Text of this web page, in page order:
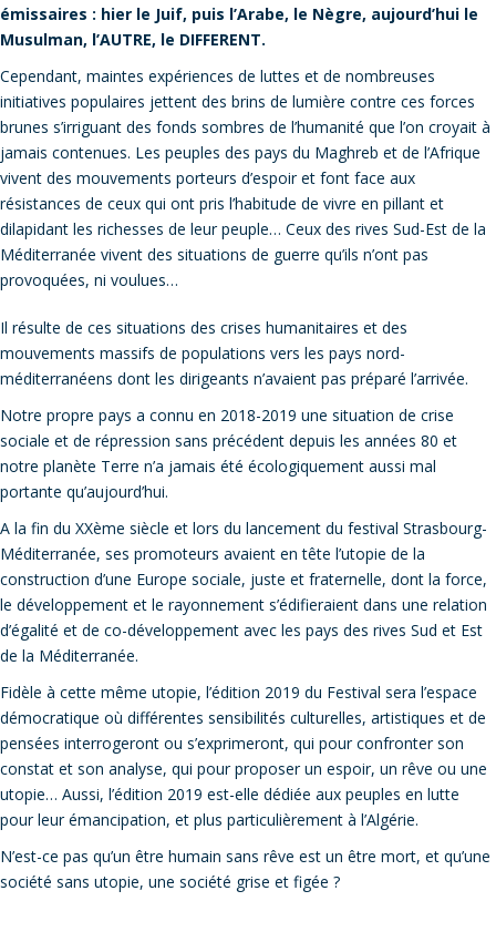
émissaires : hier le Juif, puis l’Arabe, le Nègre, aujourd’hui le
Musulman, l’AUTRE, le DIFFERENT.
Cependant, maintes expériences de luttes et de nombreuses
initiatives populaires jettent des brins de lumière contre ces forces
brunes s’irriguant des fonds sombres de l’humanité que l’on croyait à
jamais contenues. Les peuples des pays du Maghreb et de l’Afrique
vivent des mouvements porteurs d’espoir et font face aux
résistances de ceux qui ont pris l’habitude de vivre en pillant et
dilapidant les richesses de leur peuple… Ceux des rives Sud-Est de la
Méditerranée vivent des situations de guerre qu’ils n’ont pas
provoquées, ni voulues…
Il résulte de ces situations des crises humanitaires et des
mouvements massifs de populations vers les pays nord-
méditerranéens dont les dirigeants n’avaient pas préparé l’arrivée.
Notre propre pays a connu en 2018-2019 une situation de crise
sociale et de répression sans précédent depuis les années 80 et
notre planète Terre n’a jamais été écologiquement aussi mal
portante qu’aujourd’hui.
A la fin du XXème siècle et lors du lancement du festival Strasbourg-
Méditerranée, ses promoteurs avaient en tête l’utopie de la
construction d’une Europe sociale, juste et fraternelle, dont la force,
le développement et le rayonnement s’édifieraient dans une relation
d’égalité et de co-développement avec les pays des rives Sud et Est
de la Méditerranée.
Fidèle à cette même utopie, l’édition 2019 du Festival sera l’espace
démocratique où différentes sensibilités culturelles, artistiques et de
pensées interrogeront ou s’exprimeront, qui pour confronter son
constat et son analyse, qui pour proposer un espoir, un rêve ou une
utopie… Aussi, l’édition 2019 est-elle dédiée aux peuples en lutte
pour leur émancipation, et plus particulièrement à l’Algérie.
N’est-ce pas qu’un être humain sans rêve est un être mort, et qu’une
société sans utopie, une société grise et figée ?